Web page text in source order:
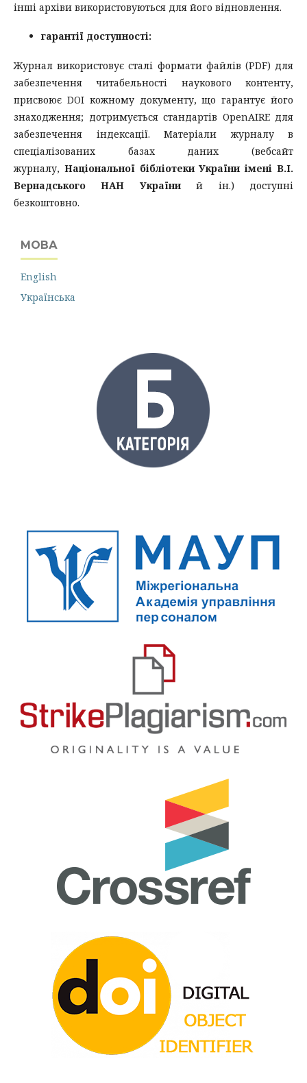
інші архіви використовуються для його відновлення.
гарантії доступності:
Журнал використовує сталі формати файлів (PDF) для
забезпечення читабельності наукового контенту,
присвоює DOI кожному документу, що гарантує його
знаходження; дотримується стандартів OpenAIRE для
забезпечення індексації. Матеріали журналу в
спеціалізованих базах даних (вебсайт
журналу, Національної бібліотеки України імені В.І.
Вернадського НАН Україний ін.) доступні
безкоштовно.
МОВА
English
Українська